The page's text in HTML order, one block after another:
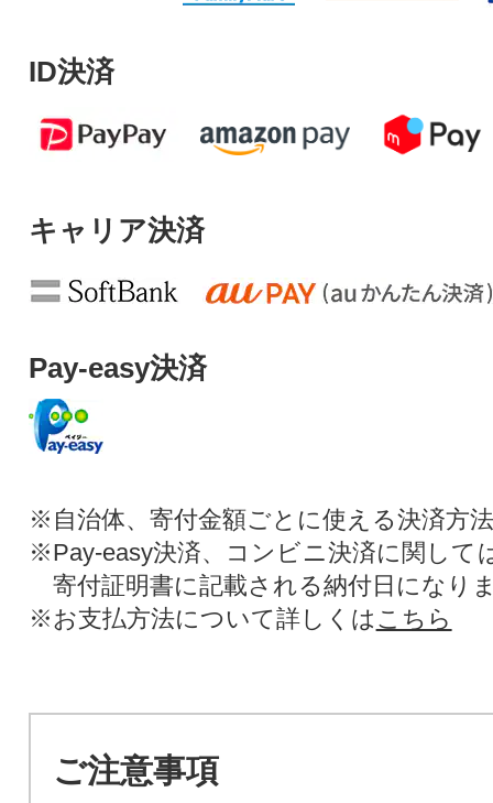
ID決済
キャリア決済
Pay-easy決済
※自治体、寄付金額ごとに使える決済方
※Pay-easy決済、コンビニ決済に関して
寄付証明書に記載される納付日になり
※お支払方法について詳しくは こちら
ご注意事項